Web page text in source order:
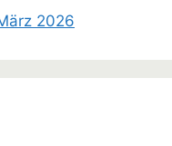
2026